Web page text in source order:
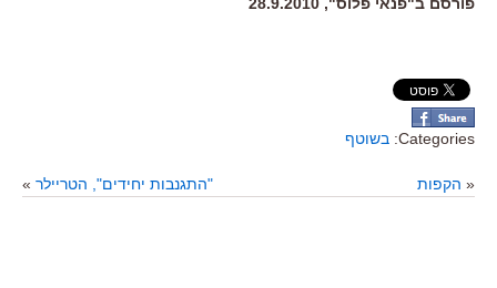
Categories: בשוטף
« הקפות "התגנבות יחידים", הטריילר »